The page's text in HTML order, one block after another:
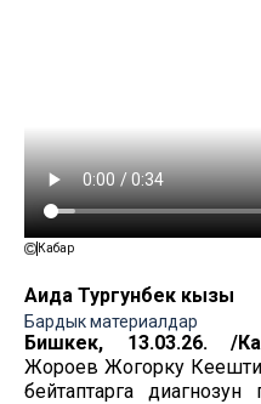
Кабар
Аида Тургунбек кызы
Бардык материалдар
Бишкек, 13.03.26. /
Жороев Жогорку
бейтаптарга